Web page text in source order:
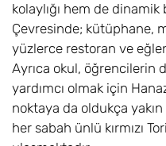
kolaylığı hem de
Çevresinde; kütüphane,
yüzlerce restoran ve
Ayrıca okul, öğrencilerin
yardımcı olmak için
noktaya da oldukça
her sabah ünlü kırmızı